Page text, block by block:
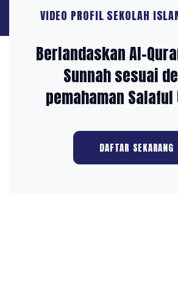
VIDEO PROFIL SEKOLAH
BerlandaskanAl-
Sunnah sesuai
pemahaman Salaful
DAFTAR SEKARANG